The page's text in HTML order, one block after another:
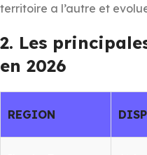
territoire a l’autre et
2. Les
en 2026
REGION